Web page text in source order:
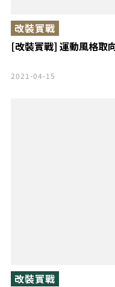
[改裝實戰] 運動風格取
改裝實戰
2021-04-15
改裝實戰